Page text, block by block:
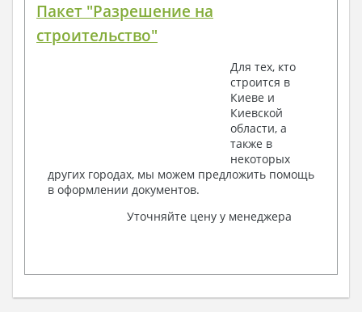
Пакет "Разрешение на
строительство"
Для тех, кто
строится в
Киеве и
Киевской
области, а
также в
некоторых
других городах, мы можем предложить помощь
в оформлении документов.
Уточняйте цену у менеджера